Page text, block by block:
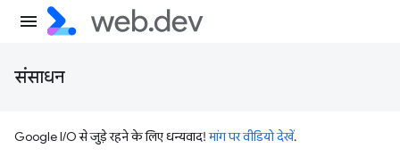
संसाधन
Google I/O से जुड़े रहने के लिए धन्यवाद!मांग पर वीडियो देखें.